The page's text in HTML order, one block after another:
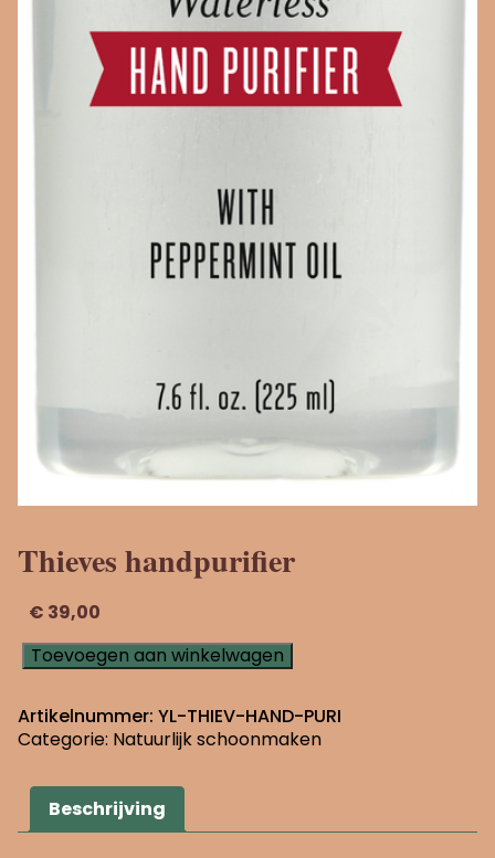
Thieves handpurifier
€ 39,00
Thieves
handpurifier
Toevoegen aan winkelwagen
Artikelnummer: YL-THIEV-HAND-PURI
Categorie: Natuurlijk schoonmaken
Beschrijving